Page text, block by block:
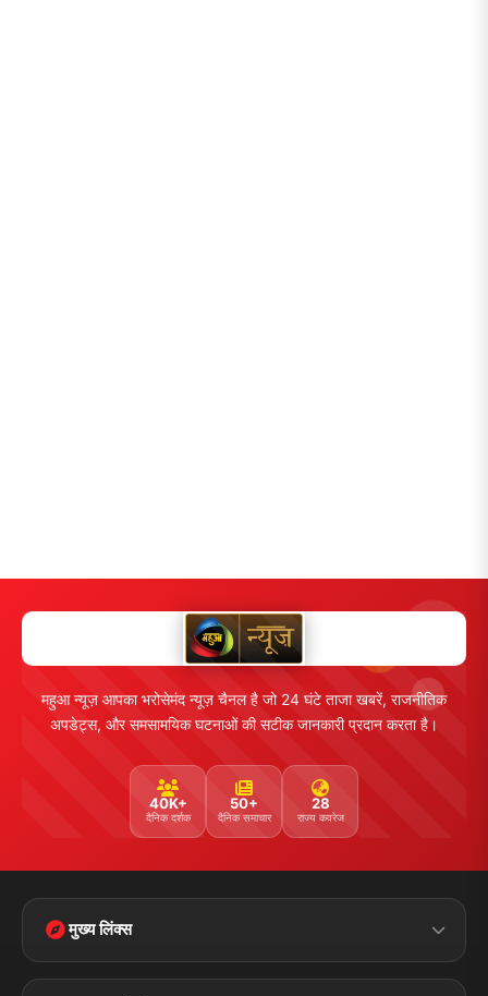
महुआ न्यूज़ आपका भरोसेमंद न्यूज़ चैनल है जो 24 घंटे ताजा खबरें, राजनीतिक
अपडेट्स, और समसामयिक घटनाओं की सटीक जानकारी प्रदान करता है।
40K+
दैनिक दर्शक
50+
दैनिक समाचार
28
राज्य कवरेज
मुख्य लिंक्स